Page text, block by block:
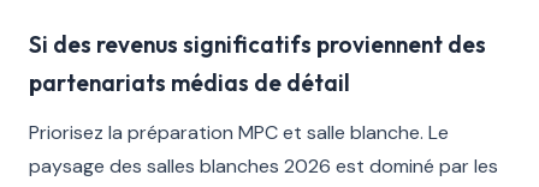
Si des revenus significatifs proviennent des
partenariats médias de détail
Priorisez la préparation MPC et salle blanche. Le
paysage des salles blanches 2026 est dominé par les